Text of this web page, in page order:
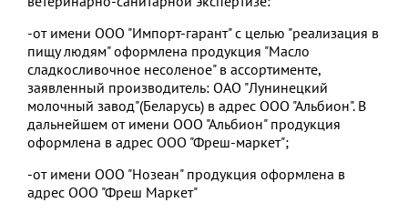
-от имени ООО "Импорт-гарант" с целью "реализация в
пищу людям" оформлена продукция "Масло
сладкосливочное несоленое" в ассортименте,
заявленный производитель: ОАО "Лунинецкий
молочный завод"(Беларусь) в адрес ООО "Альбион". В
дальнейшем от имени ООО "Альбион" продукция
оформлена в адрес ООО "Фреш-маркет";
-от имени ООО "Нозеан" продукция оформлена в
адрес ООО "Фреш Маркет"